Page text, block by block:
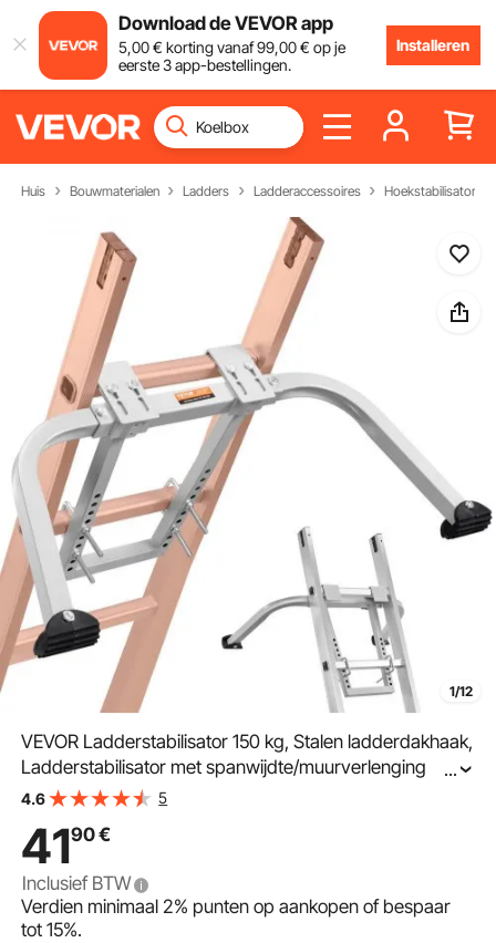
Download de VEVOR app
5,00€ korting vanaf99,00€ op je
eerste 3 app-bestellingen.
Installeren
Huis Bouwmaterialen Ladders Ladderaccessoires Hoekstabilisator
1/12
VEVOR Ladderstabilisator 150 kg, Stalen ladderdakhaak,
Ladderstabilisator met spanwijdte/muurverlenging
accessoire, Muurladder afstandhouder, Stabiele ladder
...
4.6 5
4190€
Inclusief BTW
Verdien minimaal2% punten op aankopen of bespaar
tot15%.